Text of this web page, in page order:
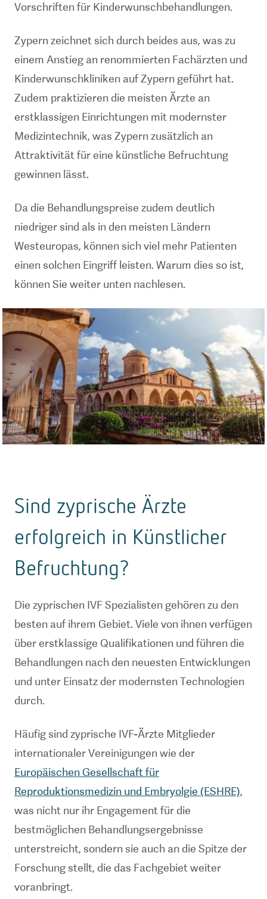
Vorschriften für Kinderwunschbehandlungen.
Zypern zeichnet sich durch beides aus, was zu
einem Anstieg an renommierten Fachärzten und
Kinderwunschkliniken auf Zypern geführt hat.
Zudem praktizieren die meisten Ärzte an
erstklassigen Einrichtungen mit modernster
Medizintechnik, was Zypern zusätzlich an
Attraktivität für eine künstliche Befruchtung
gewinnen lässt.
Da die Behandlungspreise zudem deutlich
niedriger sind als in den meisten Ländern
Westeuropas, können sich viel mehr Patienten
einen solchen Eingriff leisten. Warum dies so ist,
können Sie weiter unten nachlesen.
Sind zyprische Ärzte
erfolgreich in Künstlicher
Befruchtung?
Die zyprischen IVF Spezialisten gehören zu den
besten auf ihrem Gebiet. Viele von ihnen verfügen
über erstklassige Qualifikationen und führen die
Behandlungen nach den neuesten Entwicklungen
und unter Einsatz der modernsten Technologien
durch.
Häufig sind zyprische IVF-Ärzte Mitglieder
internationaler Vereinigungen wie der
Europäischen Gesellschaft für
Reproduktionsmedizin und Embryolgie (ESHRE),
was nicht nur ihr Engagement für die
bestmöglichen Behandlungsergebnisse
unterstreicht, sondern sie auch an die Spitze der
Forschung stellt, die das Fachgebiet weiter
voranbringt.